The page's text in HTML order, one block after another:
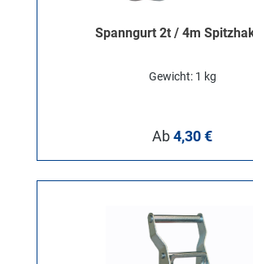
Spanngurt 2t / 4m
Gewicht: 1 kg
Regulärer Preis:
Ab4,30 €